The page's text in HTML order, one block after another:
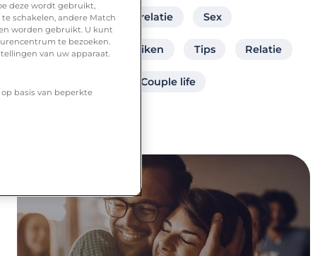
hoe vaak daten voor relatie Sex
Een datingsite gebruiken Tips Relatie
Couple life
deze wordt gebruikt,
schakelen, andere Match
worden gebruikt. U kunt
te bezoeken.
van uw apparaat.
basis van beperkte